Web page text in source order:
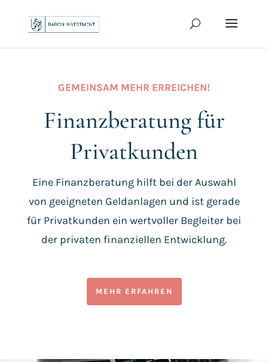
GEMEINSAM MEHR ERREICHEN!
Finanzberatung für
Privatkunden
Eine Finanzberatung hilft bei der Auswahl
von geeigneten Geldanlagen und ist gerade
für Privatkunden ein wertvoller Begleiter bei
der privaten finanziellen Entwicklung.
MEHR ERFAHREN